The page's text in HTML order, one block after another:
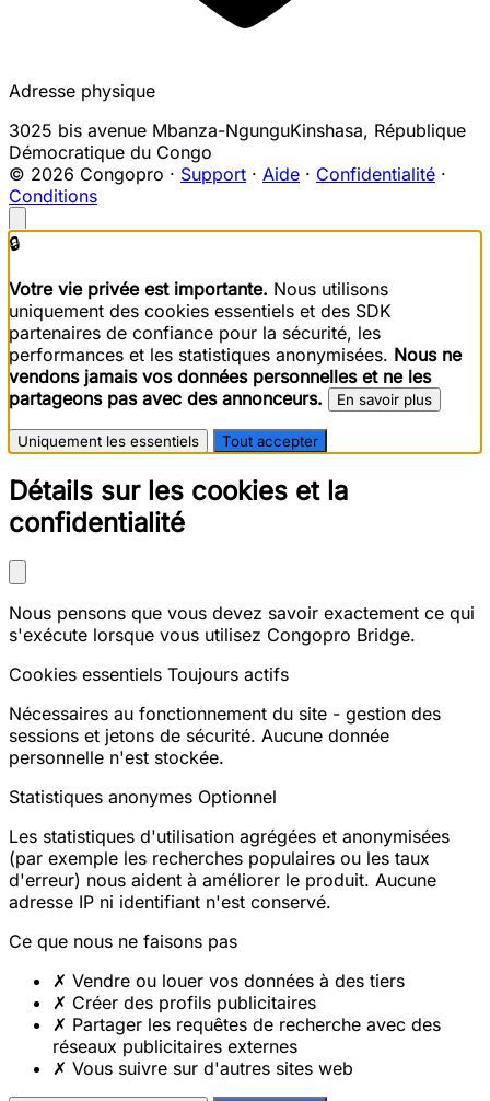
Adresse physique
3025 bis avenue Mbanza-NgunguKinshasa, République
Démocratique du Congo
© 2026 Congopro · Support · Aide · Confidentialité ·
Conditions
🔒
Votre vie privée est importante. Nous utilisons
uniquement des cookies essentiels et des SDK
partenaires de confiance pour la sécurité, les
performances et les statistiques anonymisées. Nous ne
vendons jamais vos données personnelles et ne les
partageons pas avec des annonceurs.
En savoir plus
Uniquement les essentiels Tout accepter
Détails sur les cookies et la
confidentialité
Nous pensons que vous devez savoir exactement ce qui
s'exécute lorsque vous utilisez Congopro Bridge.
Cookies essentiels Toujours actifs
Nécessaires au fonctionnement du site - gestion des
sessions et jetons de sécurité. Aucune donnée
personnelle n'est stockée.
Statistiques anonymes Optionnel
Les statistiques d'utilisation agrégées et anonymisées
(par exemple les recherches populaires ou les taux
d'erreur) nous aident à améliorer le produit. Aucune
adresse IP ni identifiant n'est conservé.
Ce que nous ne faisons pas
✗ Vendre ou louer vos données à des tiers
✗ Créer des profils publicitaires
✗ Partager les requêtes de recherche avec des
réseaux publicitaires externes
✗ Vous suivre sur d'autres sites web